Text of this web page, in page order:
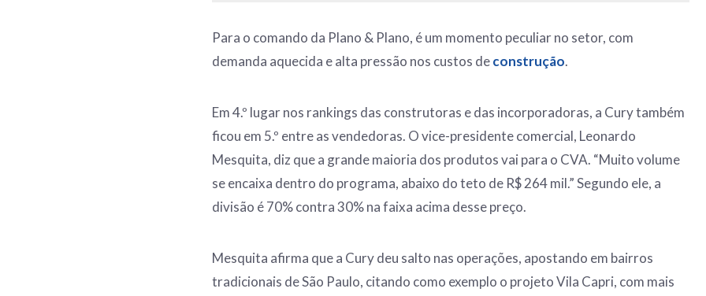
Para o comando da Plano & Plano, é um momento peculiar no setor, com
demanda aquecida e alta pressão nos custos deconstrução.
Em 4.º lugar nos rankings das construtoras e das incorporadoras, a Cury também
ficou em 5.º entre as vendedoras. O vice-presidente comercial, Leonardo
Mesquita, diz que a grande maioria dos produtos vai para o CVA. “Muito volume
se encaixa dentro do programa, abaixo do teto de R$ 264 mil.” Segundo ele, a
divisão é 70% contra 30% na faixa acima desse preço.
Mesquita afirma que a Cury deu salto nas operações, apostando em bairros
tradicionais de São Paulo, citando como exemplo o projeto Vila Capri, com mais